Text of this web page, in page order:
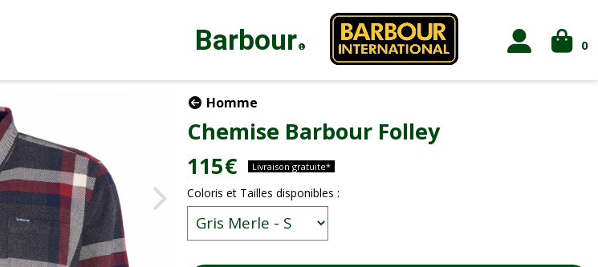
Barbour® 0
Homme
Chemise Barbour Folley
115€ Livraison gratuite*
Coloris et Tailles disponibles :